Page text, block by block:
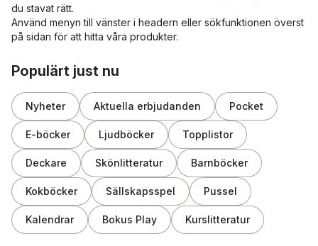
du stavat rätt.
Använd menyn till vänster i headern eller sökfunktionen överst
på sidan för att hitta våra produkter.
Populärt just nu
Nyheter Aktuella erbjudanden Pocket
E-böcker Ljudböcker Topplistor
Deckare Skönlitteratur Barnböcker
Kokböcker Sällskapsspel Pussel
Kalendrar Bokus Play Kurslitteratur